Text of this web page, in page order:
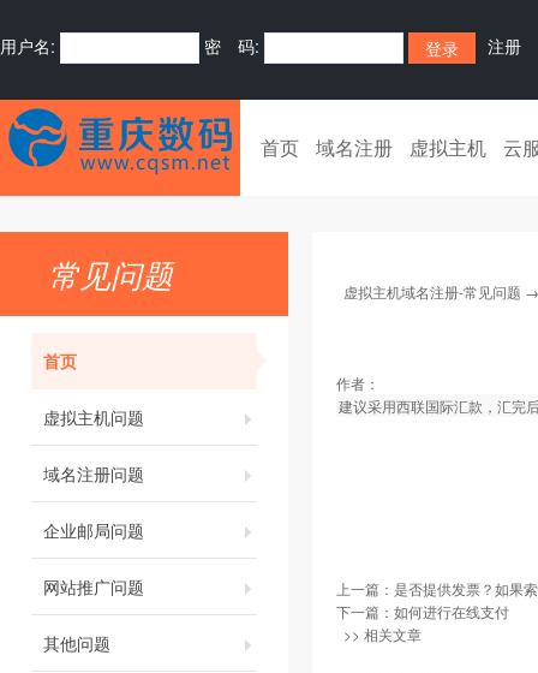
用户名: 密 码: 注册
首页 域名注册 虚拟主机 云
常见问题
首页
虚拟主机问题
域名注册问题
企业邮局问题
网站推广问题
其他问题
虚拟主机域名注册-常见问题
作者：
建议采用西联国际汇款，汇完
上一篇： 是否提供发票？如果
下一篇： 如何进行在线支付
>> 相关文章